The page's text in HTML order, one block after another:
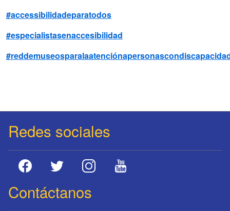
#accessibilidadeparatodos
#especialistasenaccesibilidad
Redes sociales
Contáctanos